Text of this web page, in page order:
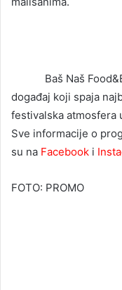
Baš Naš
događaj koji spaja
festivalska atmosfera
Sve informacije o
su na Facebook i
FOTO: PROMO